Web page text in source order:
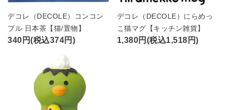
デコレ（DECOLE）コンコン
ブル 日本茶【猫/置物】
340円(税込374円)
デコレ（DECOLE）にらめっ
こ猫マグ【キッチン雑貨】
1,380円(税込1,518円)